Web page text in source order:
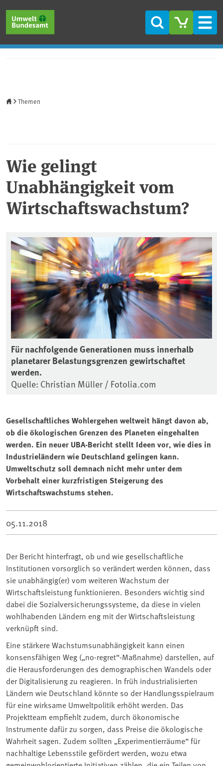
Suche
Themen
Wie gelingt
Unabhängigkeit vom
Wirtschaftswachstum?
Für nachfolgende Generationen muss innerhalb
planetarer Belastungsgrenzen gewirtschaftet
werden.
Quelle: Christian Müller / Fotolia.com
Gesellschaftliches Wohlergehen weltweit hängt davon ab,
ob die ökologischen Grenzen des Planeten eingehalten
werden. Ein neuer UBA-Bericht stellt Ideen vor, wie dies in
Industrieländern wie Deutschland gelingen kann.
Umweltschutz soll demnach nicht mehr unter dem
Vorbehalt einer kurzfristigen Steigerung des
Wirtschaftswachstums stehen.
05.11.2018
Der Bericht hinterfragt, ob und wie gesellschaftliche
Institutionen vorsorglich so verändert werden können, dass
sie unabhängig(er) vom weiteren Wachstum der
Wirtschaftsleistung funktionieren. Besonders wichtig sind
dabei die Sozialversicherungssysteme, da diese in vielen
wohlhabenden Ländern eng mit der Wirtschaftsleistung
verknüpft sind.
Eine stärkere Wachstumsunabhängigkeit kann einen
konsensfähigen Weg („no-regret“-Maßnahme) darstellen, auf
die Herausforderungen des demographischen Wandels oder
der Digitalisierung zu reagieren. In früh industrialisierten
Ländern wie Deutschland könnte so der Handlungsspielraum
für eine wirksame Umweltpolitik erhöht werden. Das
Projektteam empfiehlt zudem, durch ökonomische
Instrumente dafür zu sorgen, dass Preise die ökologische
Wahrheit sagen. Zudem sollten „Experimentierräume“ für
nachhaltige Lebensstile gefördert werden, wozu etwa